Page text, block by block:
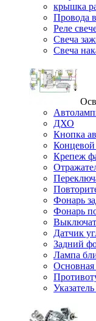
крышка
Провода
Реле
Свеча
Свеча
ДХО
Кнопка
Концевой
Крепеж
Фонарь
Фонарь
Датчик
Задний
Лампа
Основная